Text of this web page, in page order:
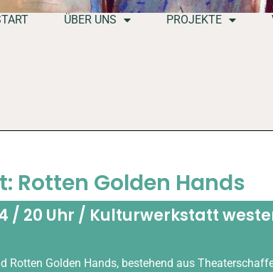
ÜBER UNS PROJEKTE
Rotten Golden Hands
/ 20 Uhr / Kulturwerkstatt
Rotten Golden Hands, bestehend aus